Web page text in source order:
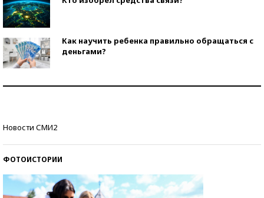
Как научить ребенка правильно обращаться с
деньгами?
Новости СМИ2
ФОТОИСТОРИИ